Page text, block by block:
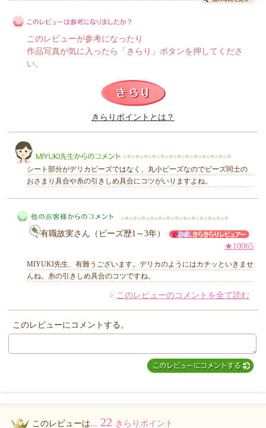
このレビューは参考になりましたか？
このレビューが参考になったり
作品写真が気に入ったら「きらり」ボタンを押してくださ
い。
きらりポイントとは？
MIYUKI先生からのコメント
シート部分がデリカビーズではなく、丸小ビーズなのでビーズ同士の
おさまり具合や糸の引きしめ具合にコツがいりますよね。
他のお客様からのコメント
有職故実さん（ビーズ歴1～3年）
★10065
MIYUKI先生、有難うございます。デリカのようにはカチッといきませ
んね。糸の引きしめ具合のコツですね。
このレビューのコメントを全て読む
このレビューにコメントする。
このレビューは... 22 きらりポイント